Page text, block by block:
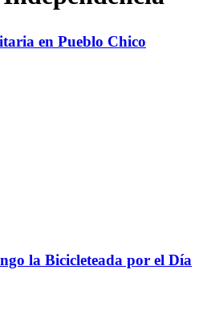
en Pueblo Chico
la Bicicleteada por el Día